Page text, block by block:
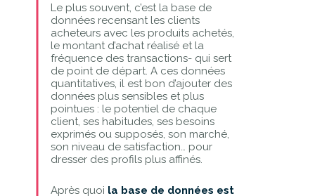
Le plus souvent, c’est la base de
données recensant les clients
acheteurs avec les produits achetés,
le montant d’achat réalisé et la
fréquence des transactions- qui sert
de point de départ. A ces données
quantitatives, il est bon d’ajouter des
données plus sensibles et plus
pointues : le potentiel de chaque
client, ses habitudes, ses besoins
exprimés ou supposés, son marché,
son niveau de satisfaction… pour
dresser des profils plus affinés.
Après quoi la base de données est